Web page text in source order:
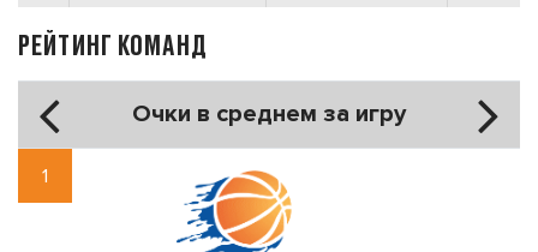
РЕЙТИНГ КОМАНД
Очки в среднем за игру
1